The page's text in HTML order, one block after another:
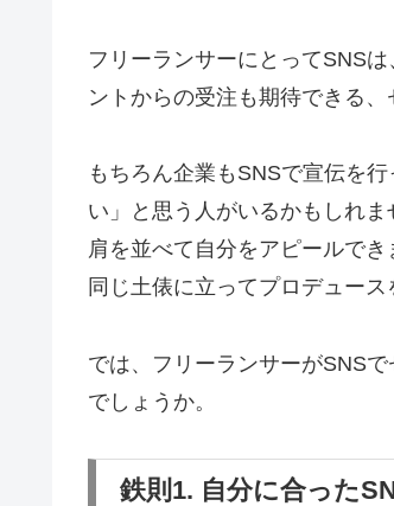
フリーランサーにとってSNS
ントからの受注も期待できる
もちろん企業もSNSで宣伝を
い」と思う人がいるかもしれ
肩を並べて自分をアピールで
同じ土俵に立ってプロデュー
では、フリーランサーがSNS
でしょうか。
鉄則1. 自分に合った